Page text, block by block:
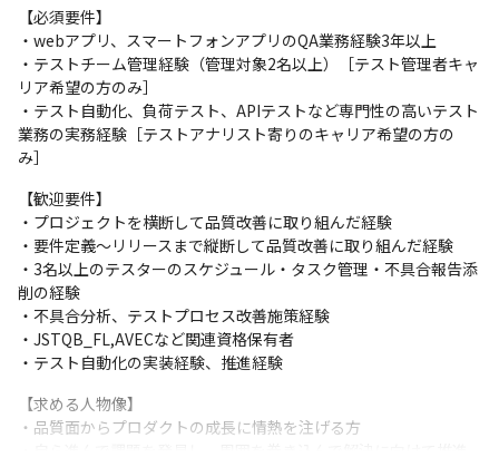
ア(JSTQB_ALにおけるテストマネージャー）志向の方、どちらも
活躍の場がございます。
ご面談の際などに希望を伺えればと思います。
【当社のコミュニケーションについて】
全社員がフルリモート勤務可能なため、社内コミュニケーション
についてはChatwork、Discord、Google Meetといったツールに
て随時行われており、業務時間内はお互い気軽にコミュニケーシ
ョンを取ることが可能でございます。
【必須要件】
・webアプリ、スマートフォンアプリのQA業務経験3年以上
・テストチーム管理経験（管理対象2名以上）［テスト管理者キャ
リア希望の方のみ］
・テスト自動化、負荷テスト、APIテストなど専門性の高いテスト
業務の実務経験［テストアナリスト寄りのキャリア希望の方の
み］
【歓迎要件】
・プロジェクトを横断して品質改善に取り組んだ経験
・要件定義～リリースまで縦断して品質改善に取り組んだ経験
・3名以上のテスターのスケジュール・タスク管理・不具合報告添
削の経験
・不具合分析、テストプロセス改善施策経験
・JSTQB_FL,AVECなど関連資格保有者
・テスト自動化の実装経験、推進経験
【求める人物像】
・品質面からプロダクトの成長に情熱を注げる方